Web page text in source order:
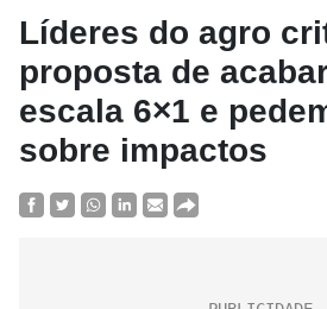
Líderes do agro
proposta de
escala 6×1 e
sobre impactos